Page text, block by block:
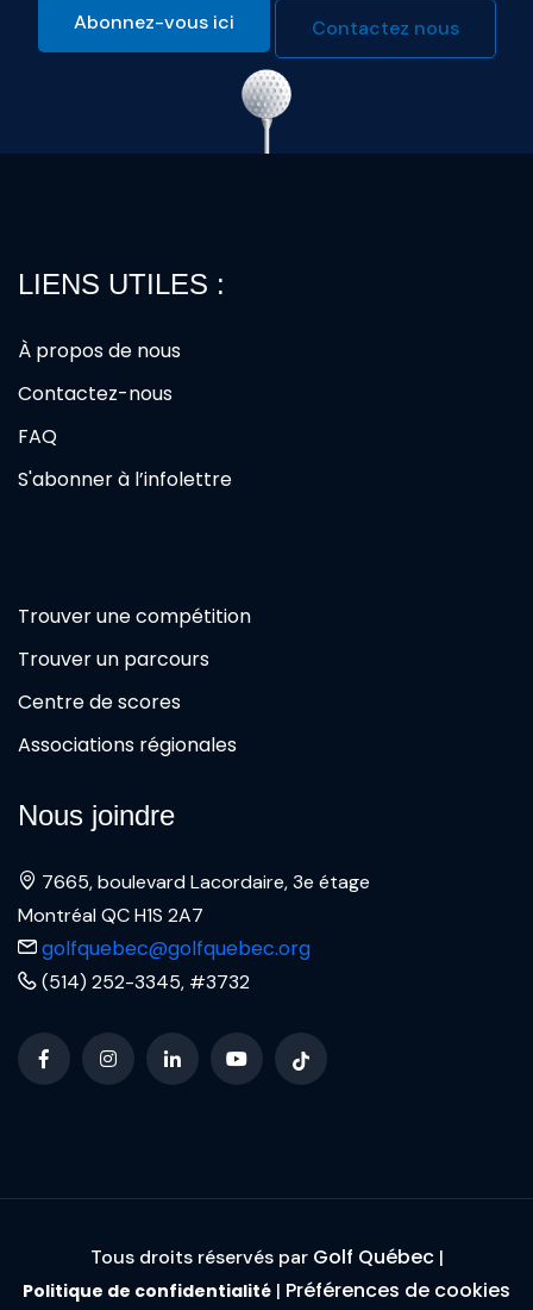
Abonnez-vous ici Contactez nous
LIENS UTILES :
À propos de nous
Contactez-nous
FAQ
S'abonner à l’infolettre
Trouver une compétition
Trouver un parcours
Centre de scores
Associations régionales
Nous joindre
7665, boulevard Lacordaire, 3e étage
Montréal QC H1S 2A7
golfquebec@golfquebec.org
(514) 252-3345, #3732
Tous droits réservés par Golf Québec|
Politique de confidentialité | Préférences de cookies